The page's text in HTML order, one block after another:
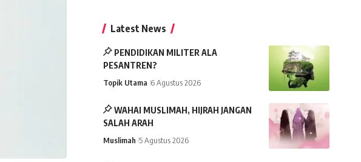
Latest News
PENDIDIKAN MILITER ALA
PESANTREN?
Topik Utama 6 Agustus 2026
WAHAI MUSLIMAH, HIJRAH JANGAN
SALAH ARAH
Muslimah 5 Agustus 2026